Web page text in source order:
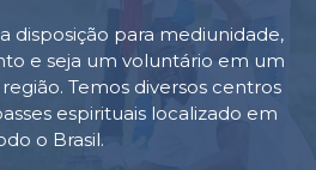
disposição para mediunidade,
e seja um voluntário em um
Temos diversos centros
espirituais localizado em
o Brasil.